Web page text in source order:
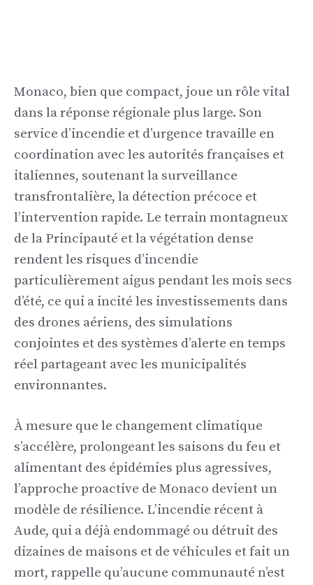
Monaco, bien que compact, joue un rôle vital
dans la réponse régionale plus large. Son
service d’incendie et d’urgence travaille en
coordination avec les autorités françaises et
italiennes, soutenant la surveillance
transfrontalière, la détection précoce et
l’intervention rapide. Le terrain montagneux
de la Principauté et la végétation dense
rendent les risques d’incendie
particulièrement aigus pendant les mois secs
d’été, ce qui a incité les investissements dans
des drones aériens, des simulations
conjointes et des systèmes d’alerte en temps
réel partageant avec les municipalités
environnantes.
À mesure que le changement climatique
s’accélère, prolongeant les saisons du feu et
alimentant des épidémies plus agressives,
l’approche proactive de Monaco devient un
modèle de résilience. L’incendie récent à
Aude, qui a déjà endommagé ou détruit des
dizaines de maisons et de véhicules et fait un
mort, rappelle qu’aucune communauté n’est